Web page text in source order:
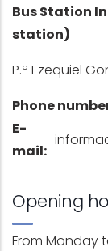
Bus Station
station)
P.º Ezequiel
Phone
E-
mail:
Opening
From Monday